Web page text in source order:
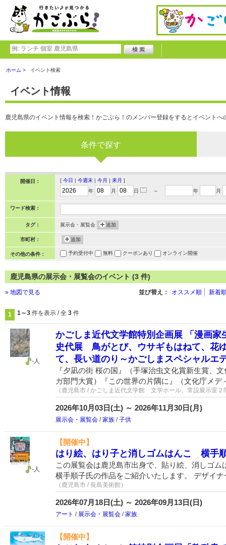
ホーム イベント検索
イベント情報
鹿児島県のイベント情報を検索！かごぶら！のメンバー登録をするとイベント
条件で探す
開催日： [ 今日 | 今週末 | 今月 | 来月 ]
年
月 日 ～ 年 月
ワード検索：
タグ： 展示会・展覧会 追加
市町村： 追加
その他の条件： 予約受付中 無料 クーポンあり オンライン開催
鹿児島県の展示会・展覧会のイベント (3 件)
» 地図で見る 並び替え： オススメ順 新着
1 1～3 件を表示 / 全 3 件
かごしま近代文学館特別企画展 「漫画
史代展 鳥がとび、ウサギもはねて、花
て、長い道のり～かごしまスペシャルエ
『夕凪の街 桜の国』（手塚治虫文化賞新生賞、
ガ部門大賞）『この世界の片隅に』（文化庁メ
（鹿児島市 / かごしま近代文学館 文学ホール、常設展示室２
2026年10月03日(土) ～ 2026年11月30日(月)
展示会・展覧会 /家族 /子供
-人
【開催中】
はり絵、はり子と消しゴムはんこ 横手
この展覧会は鹿児島市出身で、貼り絵、消しゴム
横手順子氏の作品をご紹介いたします。 デザイ
（鹿児島市 / 長島美術館）
2026年07月18日(土) ～ 2026年09月13日(日)
アート / 展示会・展覧会 /家族
-人
【開催中】